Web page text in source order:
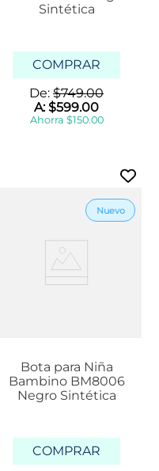
Sintética
COMPRAR
De: $749.00
A:$599.00
Ahorra $150.00
Bota para Niña
Bambino BM8006
Negro Sintética
COMPRAR